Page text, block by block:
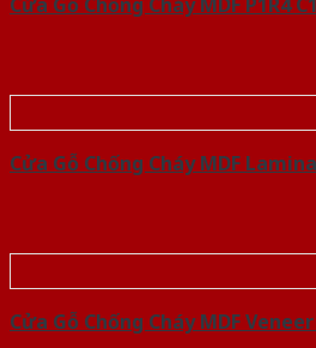
Cửa Gỗ Chống Cháy MDF
Cửa Gỗ Chống Cháy MDF